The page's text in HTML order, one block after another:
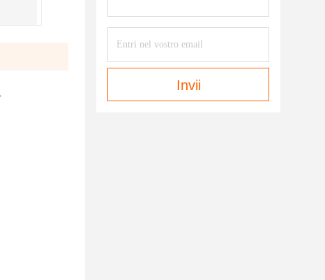
Invii